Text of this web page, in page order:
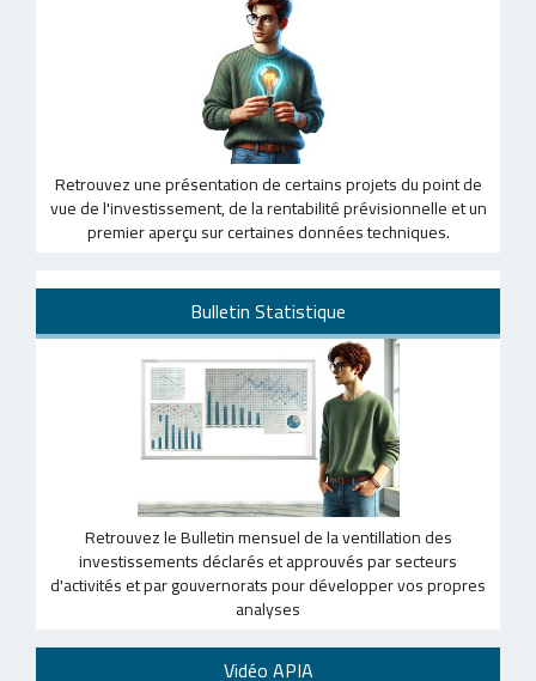
Retrouvez une présentation de certains projets du point de
vue de l'investissement, de la rentabilité prévisionnelle et un
premier aperçu sur certaines données techniques.
Bulletin Statistique
Retrouvez le Bulletin mensuel de la ventillation des
investissements déclarés et approuvés par secteurs
d'activités et par gouvernorats pour développer vos propres
analyses
Vidéo APIA